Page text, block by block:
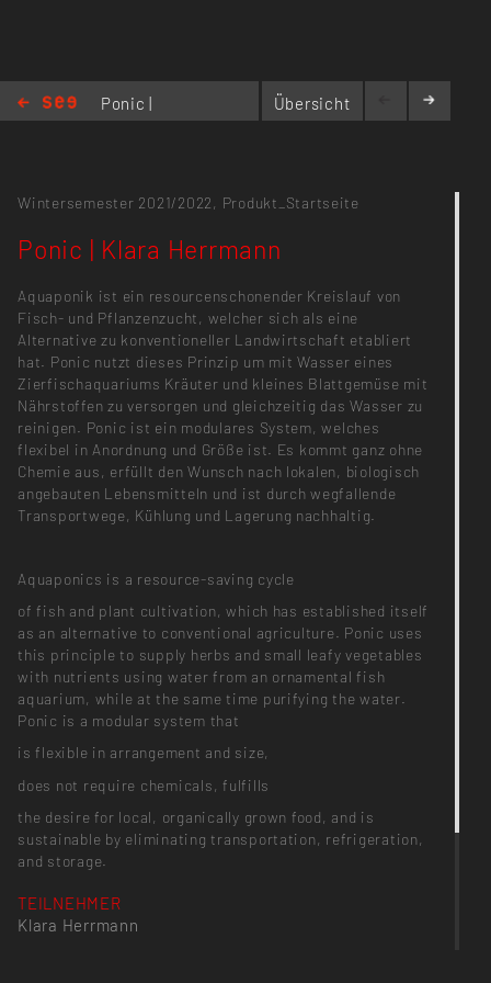
Ponic |
Übersicht
Wintersemester 2021/2022, Produkt_Startseite
Ponic | Klara Herrmann
Aquaponik ist ein resourcenschonender Kreislauf von
Fisch- und Pflanzenzucht, welcher sich als eine
Alternative zu konventioneller Landwirtschaft etabliert
hat. Ponic nutzt dieses Prinzip um mit Wasser eines
Zierfischaquariums Kräuter und kleines Blattgemüse mit
Nährstoffen zu versorgen und gleichzeitig das Wasser zu
reinigen. Ponic ist ein modulares System, welches
flexibel in Anordnung und Größe ist. Es kommt ganz ohne
Chemie aus, erfüllt den Wunsch nach lokalen, biologisch
angebauten Lebensmitteln und ist durch wegfallende
Transportwege, Kühlung und Lagerung nachhaltig.
Aquaponics is a resource-saving cycle
of fish and plant cultivation, which has established itself
as an alternative to conventional agriculture. Ponic uses
this principle to supply herbs and small leafy vegetables
with nutrients using water from an ornamental fish
aquarium, while at the same time purifying the water.
Ponic is a modular system that
is flexible in arrangement and size,
does not require chemicals, fulfills
the desire for local, organically grown food, and is
sustainable by eliminating transportation, refrigeration,
and storage.
TEILNEHMER
Klara Herrmann